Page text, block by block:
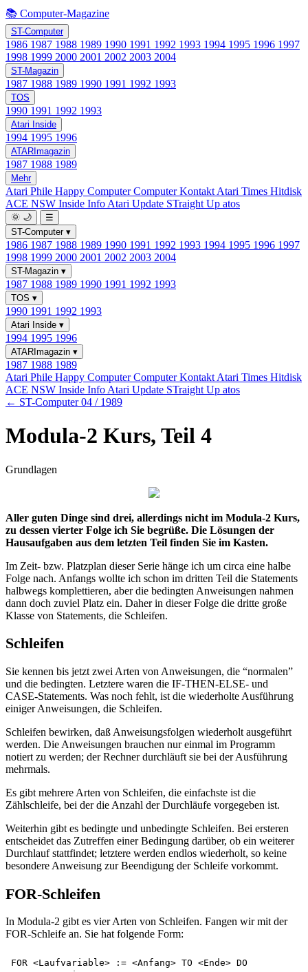
📚 Computer-Magazine
ST-Computer
1986 1987 1988 1989 1990 1991 1992 1993 1994 1995 1996 1997
1998 1999 2000 2001 2002 2003 2004
ST-Magazin
1987 1988 1989 1990 1991 1992 1993
TOS
1990 1991 1992 1993
Atari Inside
1994 1995 1996
ATARImagazin
1987 1988 1989
Mehr
Atari Phile Happy ComputerComputer Kontakt Atari Times Hitdisk
ACE NSW Inside Info Atari Update STraight Up atos
🌞 🌙
☰
ST-Computer ▾
1986 1987 1988 1989 1990 1991 1992 1993 1994 1995 1996 1997
1998 1999 2000 2001 2002 2003 2004
ST-Magazin ▾
1987 1988 1989 1990 1991 1992 1993
TOS ▾
1990 1991 1992 1993
Atari Inside ▾
1994 1995 1996
ATARImagazin ▾
1987 1988 1989
Atari Phile Happy ComputerComputer Kontakt Atari Times Hitdisk
ACE NSW Inside Info Atari Update STraight Up atos
← ST-Computer 04 / 1989
Modula-2 Kurs, Teil 4
Grundlagen
Aller guten Dinge sind drei, allerdings nicht im Modula-2 Kurs,
zu dessen vierter Folge ich Sie begrüße. Die Lösungen der
Hausaufgaben aus dem letzten Teil finden Sie im Kasten.
Im Zeit- bzw. Platzplan dieser Serie hänge ich um circa eine halbe
Folge nach. Anfangs wollte ich schon im dritten Teil die Statements
halbwegs komplettieren, aber die bedingten Anweisungen nahmen
dann doch zuviel Platz ein. Daher in dieser Folge die dritte große
Klasse von Statements, die Schleifen.
Schleifen
Sie kennen bis jetzt zwei Arten von Anweisungen, die “normalen”
und die bedingten. Letztere waren die IF-THEN-ELSE- und
CASE-Statements. Was noch fehlt, ist die wiederholte Ausführung
einiger Anweisungen, die Schleifen.
Schleifen bewirken, daß Anweisungsfolgen wiederholt ausgeführt
werden. Die Anweisungen brauchen nur einmal im Programm
notiert zu werden; der Rechner durchläuft sie bei der Ausführung
mehrmals.
Es gibt mehrere Arten von Schleifen, die einfachste ist die
Zählschleife, bei der die Anzahl der Durchläufe vorgegeben ist.
Weiterhin gibt es bedingte und unbedingte Schleifen. Bei ersteren
entscheidet das Zutreffen einer Bedingung darüber, ob ein weiterer
Durchlauf stattfindet; letztere werden endlos wiederholt, so keine
besondere Anweisung zur Beendigung der Schleife vorkommt.
FOR-Schleifen
In Modula-2 gibt es vier Arten von Schleifen. Fangen wir mit der
FOR-Schleife an. Sie hat folgende Form:
FOR <Laufvariable> := <Anfang> TO <Ende> DO